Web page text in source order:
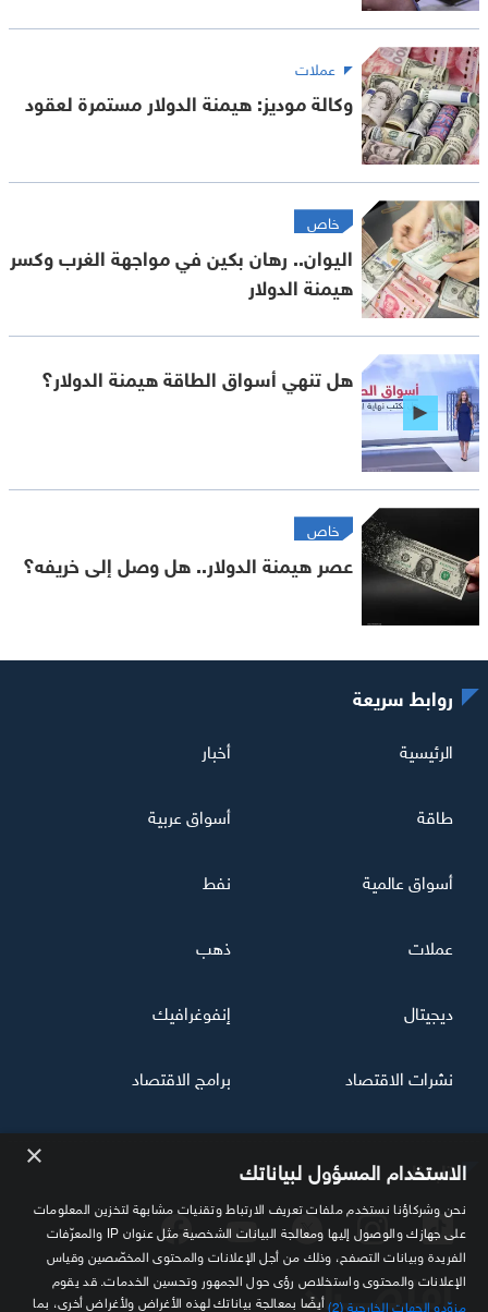
عملات
وكالة موديز: هيمنة الدولار مستمرة لعقود
خاص
اليوان.. رهان بكين في مواجهة الغرب وكسر
هيمنة الدولار
هل تنهي أسواق الطاقة هيمنة الدولار؟
خاص
عصر هيمنة الدولار.. هل وصل إلى خريفه؟
تابعنا
روابط سريعة
الرئيسية أخبار
طاقة أسواق عربية
أسواق عالمية نفط
عملات ذهب
ديجيتال إنفوغرافيك
نشرات الاقتصاد برامج الاقتصاد
× الاستخدام المسؤول لبياناتك
نحن وشركاؤنا نستخدم ملفات تعريف الارتباط وتقنيات مشابهة لتخزين المعلومات
على جهازك والوصول إليها ومعالجة البيانات الشخصية مثل عنوان IP والمعرّفات
الفريدة وبيانات التصفح، وذلك من أجل الإعلانات والمحتوى المخصّصين وقياس
الإعلانات والمحتوى واستخلاص رؤى حول الجمهور وتحسين الخدمات. قد يقوم
مزوّدو الجهات الخارجية (2)
أيضًا بمعالجة بياناتك لهذه الأغراض ولأغراض أخرى، بما